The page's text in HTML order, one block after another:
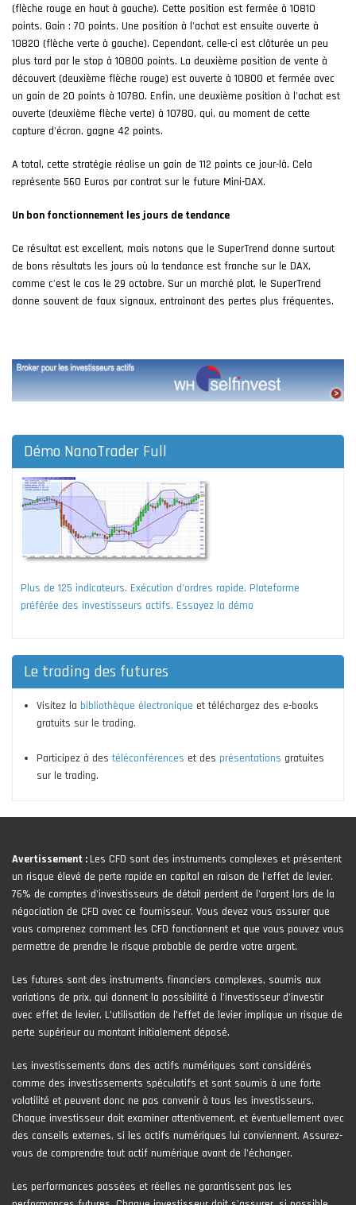
(flèche rouge en haut à gauche). Cette position est fermée à 10810
points. Gain : 70 points. Une position à l'achat est ensuite ouverte à
10820 (flèche verte à gauche). Cependant, celle-ci est clôturée un peu
plus tard par le stop à 10800 points. La deuxième position de vente à
découvert (deuxième flèche rouge) est ouverte à 10800 et fermée avec
un gain de 20 points à 10780. Enfin, une deuxième position à l'achat est
ouverte (deuxième flèche verte) à 10780, qui, au moment de cette
capture d'écran, gagne 42 points.
A total, cette stratégie réalise un gain de 112 points ce jour-là. Cela
représente 560 Euros par contrat sur le future Mini-DAX.
Un bon fonctionnement les jours de tendance
Ce résultat est excellent, mais notons que le SuperTrend donne surtout
de bons résultats les jours où la tendance est franche sur le DAX,
comme c'est le cas le 29 octobre. Sur un marché plat, le SuperTrend
donne souvent de faux signaux, entrainant des pertes plus fréquentes.
Démo NanoTrader Full
Plus de 125 indicateurs. Exécution d'ordres rapide. Plateforme
préférée des investisseurs actifs. Essayez la démo
Le trading des futures
Visitez la bibliothèque électronique et téléchargez des e-books
gratuits sur le trading.
Participez à destéléconférences et des présentations gratuites
sur le trading.
Avertissement : Les CFD sont des instruments complexes et présentent
un risque élevé de perte rapide en capital en raison de l'effet de levier.
76% de comptes d'investisseurs de détail perdent de l'argent lors de la
négociation de CFD avec ce fournisseur. Vous devez vous assurer que
vous comprenez comment les CFD fonctionnent et que vous pouvez vous
permettre de prendre le risque probable de perdre votre argent.
Les futures sont des instruments financiers complexes, soumis aux
variations de prix, qui donnent la possibilité à l’investisseur d’investir
avec effet de levier. L’utilisation de l’effet de levier implique un risque de
perte supérieur au montant initialement déposé.
Les investissements dans des actifs numériques sont considérés
comme des investissements spéculatifs et sont soumis à une forte
volatilité et peuvent donc ne pas convenir à tous les investisseurs.
Chaque investisseur doit examiner attentivement, et éventuellement avec
des conseils externes, si les actifs numériques lui conviennent. Assurez-
vous de comprendre tout actif numérique avant de l'échanger.
Les performances passées et réelles ne garantissent pas les